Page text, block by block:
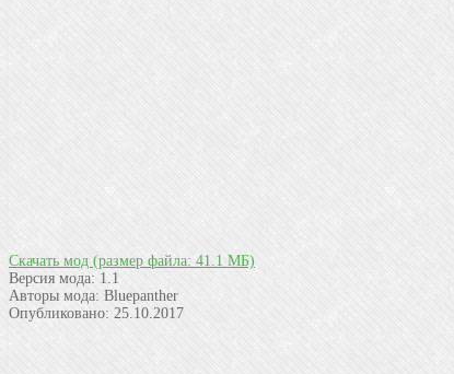
Скачать мод (размер файла: 41.1 МБ)
Версия мода: 1.1
Авторы мода: Bluepanther
Опубликовано: 25.10.2017